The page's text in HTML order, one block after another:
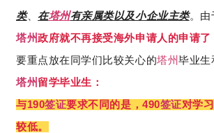
类、 在塔州有亲属类以及小企业主类。由
塔州政府就不再接受海外申请人的申请了
要重点放在同学们比较关心的塔州毕业生
塔州留学毕业生：
与190签证要求不同的是，490签证对学
较低。